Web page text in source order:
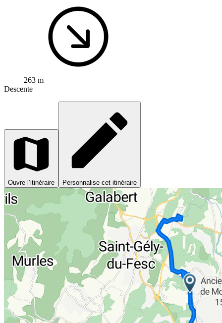
263 m
Descente
Ouvre l’itinéraire Personnalise cet itinéraire